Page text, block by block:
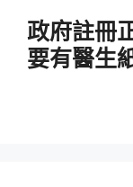
政府註冊
要有醫生